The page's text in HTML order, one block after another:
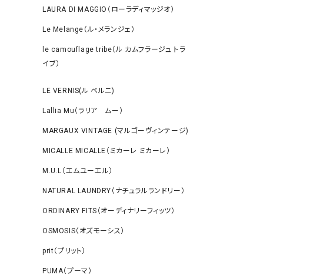
LAURA DI MAGGIO（ローラディマッジオ）
Le Melange（ル・メランジェ）
le camouflage tribe（ル カムフラージュ トラ
イブ）
LE VERNIS(ル ベルニ)
Lallia Mu（ラリア ムー）
MARGAUX VINTAGE (マルゴーヴィンテージ)
MICALLE MICALLE（ミカーレ ミカーレ）
M.U.L（エムユーエル）
NATURAL LAUNDRY（ナチュラルランドリー）
ORDINARY FITS（オーディナリーフィッツ）
OSMOSIS（オズモーシス）
prit（プリット）
PUMA（プーマ）